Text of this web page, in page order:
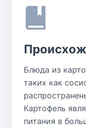
Блюда из
таких как
Картофель
питания в